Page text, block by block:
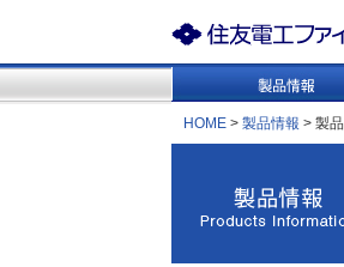
HOME > 製品情報 > 製